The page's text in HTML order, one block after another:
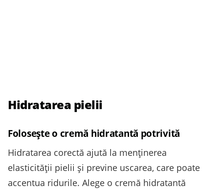
Hidratarea pielii
Folosește o cremă hidratantă potrivită
Hidratarea corectă ajută la menținerea
elasticității pielii și previne uscarea, care poate
accentua ridurile. Alege o cremă hidratantă